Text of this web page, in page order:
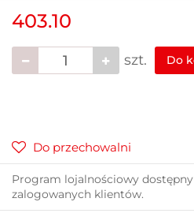
403.10
szt. Do
Do przechowalni
Program lojalnościowy
zalogowanych klientów.